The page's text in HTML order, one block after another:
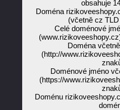
obsahuje
Doména
(včetně cz
Celé doménové
Doména
(http://
Doménové jméno
(https://
Doménu